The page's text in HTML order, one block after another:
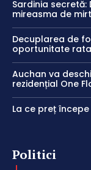
Sardinia secretă:
mireasma de
Decuplarea de
oportunitate
Auchan va
rezidențial One
La ce preț
Politici